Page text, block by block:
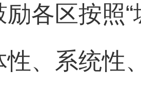
励各区按照
性、系统性